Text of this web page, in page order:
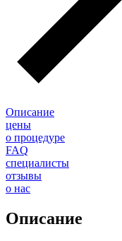
Описание
цены
о процедуре
FAQ
специалисты
отзывы
о нас
Описание